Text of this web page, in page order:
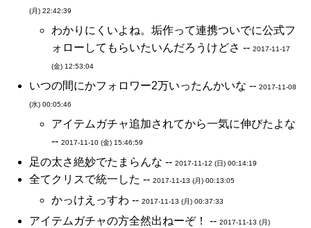
(月) 22:42:39
わかりにくいよね。垢作って連携ついでに公式フ
ォローしてもらいたいんだろうけどさ -- 2017-11-17
(金) 12:53:04
いつの間にかフォロワー2万いったんかいな -- 2017-11-08
(水) 00:05:46
アイテムガチャ追加されてから一気に伸びたよな
-- 2017-11-10 (金) 15:46:59
足の太さ絶妙でたまらんな -- 2017-11-12 (日) 00:14:19
全てクリスで統一した -- 2017-11-13 (月) 00:13:05
かっけえっすわ -- 2017-11-13 (月) 00:37:33
アイテムガチャの方全然出ねーぞ！ -- 2017-11-13 (月)